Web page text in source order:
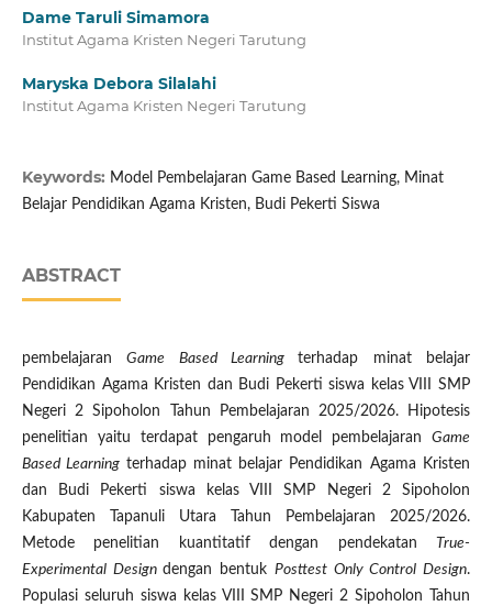
Dame Taruli Simamora
Institut Agama Kristen Negeri Tarutung
Maryska Debora Silalahi
Institut Agama Kristen Negeri Tarutung
Keywords: Model Pembelajaran Game Based Learning, Minat
Belajar Pendidikan Agama Kristen, Budi Pekerti Siswa
ABSTRACT
pembelajaranGame Based Learningterhadap minat belajar
Pendidikan Agama Kristen dan Budi Pekerti siswa kelas VIII SMP
Negeri 2 Sipoholon Tahun Pembelajaran 2025/2026. Hipotesis
penelitian yaitu terdapat pengaruh model pembelajaranGame
Based Learning terhadap minat belajar Pendidikan Agama Kristen
dan Budi Pekerti siswa kelas VIII SMP Negeri 2 Sipoholon
Kabupaten Tapanuli Utara Tahun Pembelajaran 2025/2026.
Metode penelitian kuantitatif dengan pendekatan
True-
Experimental Designdengan bentuk Posttest Only Control Design.
Populasi seluruh siswa kelas VIII SMP Negeri 2 Sipoholon Tahun